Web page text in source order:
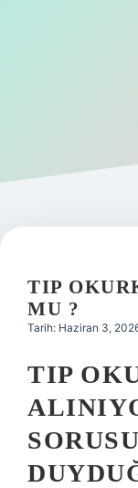
Gizlilik Politikası
Yasal Uyarı
TIP
MU ?
Tarih: Haziran 3,
TIP